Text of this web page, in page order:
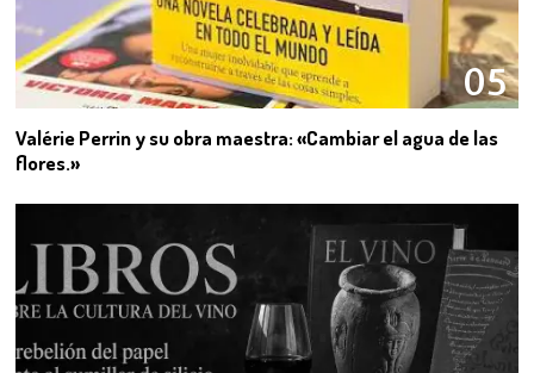
05
Valérie Perrin y su obra maestra: «Cambiar el agua de las
flores.»